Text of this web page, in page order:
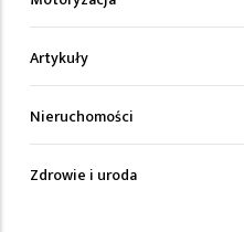
Artykuły
Nieruchomości
Zdrowie i uroda